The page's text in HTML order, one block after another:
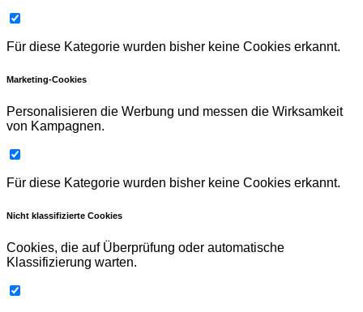
Für diese Kategorie wurden bisher keine Cookies erkannt.
Marketing-Cookies
Personalisieren die Werbung und messen die Wirksamkeit
von Kampagnen.
Für diese Kategorie wurden bisher keine Cookies erkannt.
Nicht klassifizierte Cookies
Cookies, die auf Überprüfung oder automatische
Klassifizierung warten.